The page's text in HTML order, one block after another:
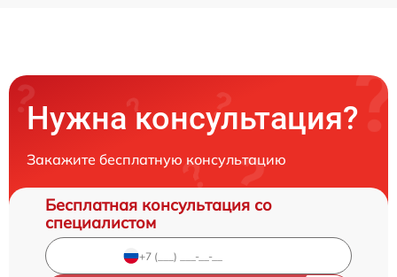
Нужна консультация?
Закажите бесплатную консультацию
Бесплатная консультация со
специалистом